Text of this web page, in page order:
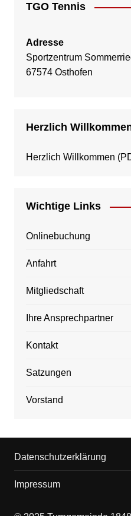
TGO Tennis
Adresse
Sportzentrum
67574 Osthofen
Herzlich
Herzlich Willkommen
Wichtige Links
Onlinebuchung
Anfahrt
Mitgliedschaft
Ihre Ansprechpartner
Kontakt
Satzungen
Vorstand
Datenschutzerklärung
Impressum